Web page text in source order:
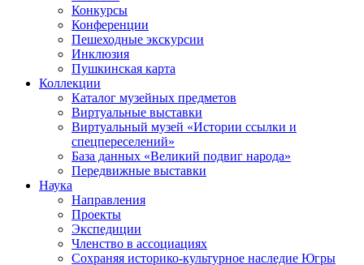
Конкурсы
Конференции
Пешеходные экскурсии
Инклюзия
Пушкинская карта
Коллекции
Каталог музейных предметов
Виртуальные выставки
Виртуальный музей «Истории ссылки и
спецпереселений»
База данных «Великий подвиг народа»
Передвижные выставки
Наука
Направления
Проекты
Экспедиции
Членство в ассоциациях
Сохраняя историко-культурное наследие Югры